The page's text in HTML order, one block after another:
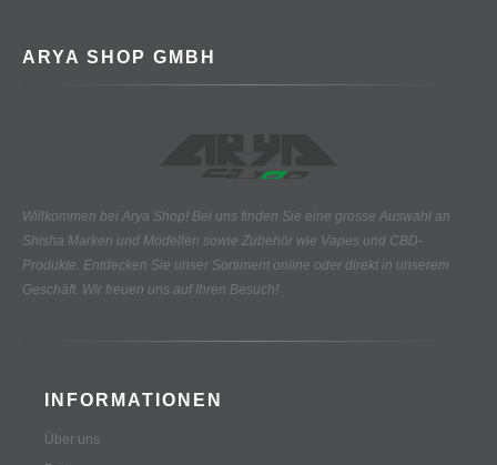
ARYA SHOP GMBH
Willkommen bei Arya Shop! Bei uns finden Sie eine grosse Auswahl an
Shisha Marken und Modellen sowie Zubehör wie Vapes und CBD-
Produkte. Entdecken Sie unser Sortiment online oder direkt in unserem
Geschäft. Wir freuen uns auf Ihren Besuch!
INFORMATIONEN
Über uns